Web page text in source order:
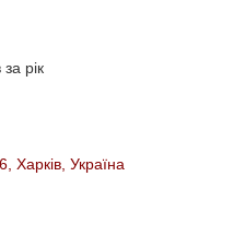
рік
Харків, Україна